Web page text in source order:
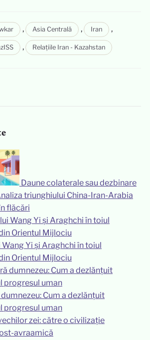
, Asia Centrală , Iran ,
, Relațiile Iran - Kazahstan
Daune colaterale sau dezbinare
triunghiului China-Iran-Arabia
flăcări
Yi și Araghchi în toiul
Orientul Mijlociu
Cum a dezlănțuit
progresul uman